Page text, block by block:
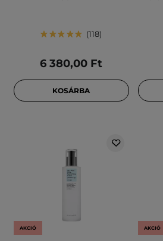
118
6 380,00 Ft
KOSÁRBA
AKCIÓ AKCIÓ